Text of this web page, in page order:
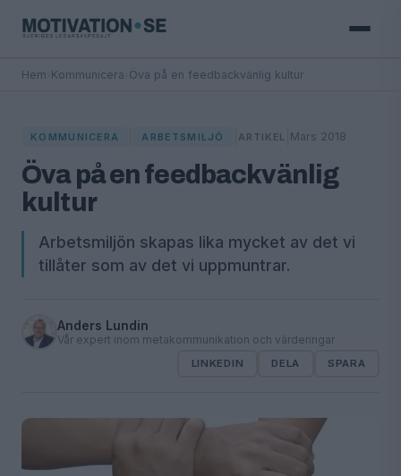
Hem Kommunicera Öva på en feedbackvänlig kultur
KOMMUNICERA ARBETSMILJÖ ARTIKEL Mars 2018
Öva på en feedbackvänlig
kultur
Arbetsmiljön skapas lika mycket av det vi
tillåter som av det vi uppmuntrar.
Anders Lundin
Vår expert inom metakommunikation och värderingar
LINKEDIN DELA SPARA